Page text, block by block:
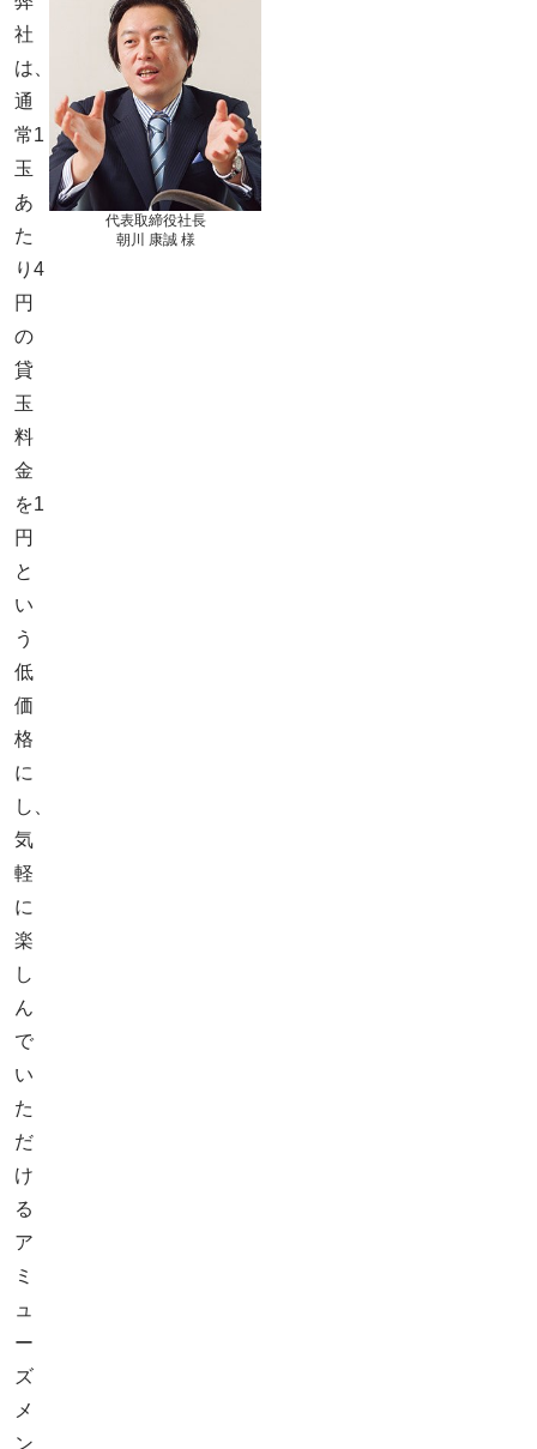
代表取締役社長
朝川 康誠 様
社
は、
通
常1
玉
あ
た
り4
円
の
貸
玉
料
金
を1
円
と
い
う
低
価
格
に
し、
気
軽
に
楽
し
ん
で
い
た
だ
け
る
ア
ミ
ュ
ー
ズ
メ
ン